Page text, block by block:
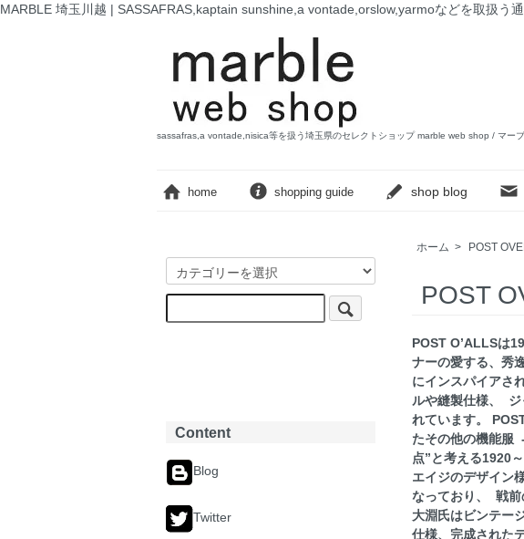
MARBLE 埼玉川越 | SASSAFRAS,kaptain sunshine,a vontade,orslow,yarmoなどを取扱う
sassafras,a vontade,nisica等を扱う埼玉県のセレクトショップ marble web shop / マー
home shopping guide shop blog
ホーム > POST
POST
POST O’ALLSは
ナーの愛する、秀
にインスパイアさ
ルや縫製仕様、 ジ
れています。
たその他の機能服
点”と考える1920
エイジのデザイン
なっており、 戦前
大淵氏はビンテー
仕様、完成された
Content
Blog
Twitter